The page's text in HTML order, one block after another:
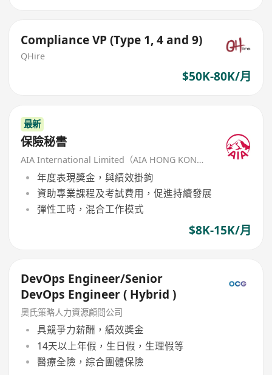
Compliance VP (Type 1, 4 and 9)
QHire
$50K-80K/月
最新
保險秘書
AIA International Limited（AIA HONG KONG）
年度表現獎金，與績效掛鉤
資助專業課程及考試費用，促進持續發展
彈性工時，混合工作模式
$8K-15K/月
DevOps Engineer/Senior
DevOps Engineer ( Hybrid )
奧氏策略人力資源顧問公司
具競爭力薪酬，績效獎金
14天以上年假，生日假，生理假等
醫療全險，綜合團體保險